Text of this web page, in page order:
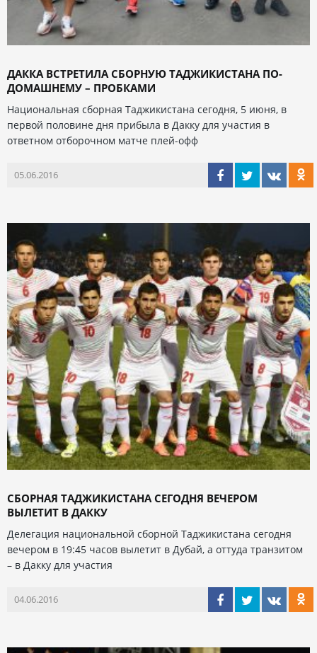
ДАККА ВСТРЕТИЛА СБОРНУЮ ТАДЖИКИСТАНА ПО-
ДОМАШНЕМУ – ПРОБКАМИ
Национальная сборная Таджикистана сегодня, 5 июня, в
первой половине дня прибыла в Дакку для участия в
ответном отборочном матче плей-офф
05.06.2016
СБОРНАЯ ТАДЖИКИСТАНА СЕГОДНЯ ВЕЧЕРОМ
ВЫЛЕТИТ В ДАККУ
Делегация национальной сборной Таджикистана сегодня
вечером в 19:45 часов вылетит в Дубай, а оттуда транзитом
– в Дакку для участия
04.06.2016